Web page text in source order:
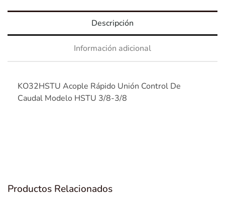
Descripción
Información adicional
KO32HSTU Acople Rápido Unión Control De
Caudal Modelo HSTU 3/8-3/8
Productos Relacionados